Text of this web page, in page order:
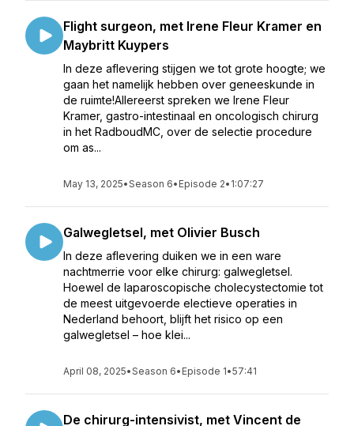
Flight surgeon, met Irene Fleur Kramer en
Maybritt Kuypers
In deze aflevering stijgen we tot grote hoogte; we
gaan het namelijk hebben over geneeskunde in
de ruimte!Allereerst spreken we Irene Fleur
Kramer, gastro-intestinaal en oncologisch chirurg
in het RadboudMC, over de selectie procedure
om as...
May 13, 2025•Season 6• Episode 2• 1:07:27
Galwegletsel, met Olivier Busch
In deze aflevering duiken we in een ware
nachtmerrie voor elke chirurg: galwegletsel.
Hoewel de laparoscopische cholecystectomie tot
de meest uitgevoerde electieve operaties in
Nederland behoort, blijft het risico op een
galwegletsel – hoe klei...
April 08, 2025•Season 6• Episode 1•57:41
De chirurg-intensivist, met Vincent de